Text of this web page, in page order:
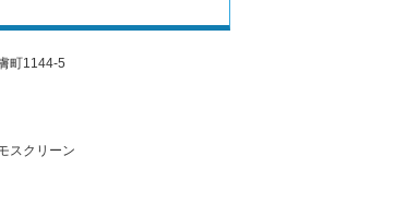
町1144-5
スクリーン